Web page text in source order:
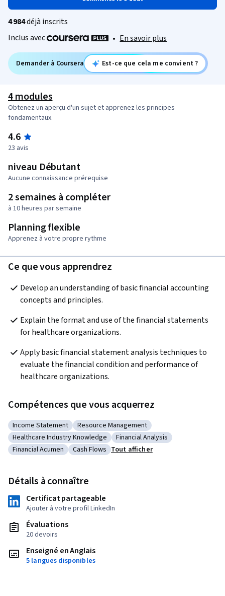
4 984déjà inscrits
Inclus avec
• En savoir plus
Demander à Coursera Est-ce que cela me convient ?
4 modules
Obtenez un aperçu d'un sujet et apprenez les principes
fondamentaux.
4.6
23 avis
niveau Débutant
Aucune connaissance prérequise
2 semaines à compléter
à 10 heures par semaine
Planning flexible
Apprenez à votre propre rythme
Ce que vous apprendrez
Develop an understanding of basic financial accounting
concepts and principles.
Explain the format and use of the financial statements
for healthcare organizations.
Apply basic financial statement analysis techniques to
evaluate the financial condition and performance of
healthcare organizations.
Compétences que vous acquerrez
Catégorie : Income Statement
Income Statement Catégorie : Resource Management
Resource Management
Catégorie : Healthcare Industry Knowledge
Healthcare Industry Knowledge Catégorie : Financial Analysis
Financial Analysis
Catégorie : Financial Acumen
Financial Acumen Catégorie : Cash Flows
Cash Flows Tout afficher
Détails à connaître
Certificat partageable
Ajouter à votre profil LinkedIn
Évaluations
20 devoirs
Enseigné en Anglais
5 langues disponibles